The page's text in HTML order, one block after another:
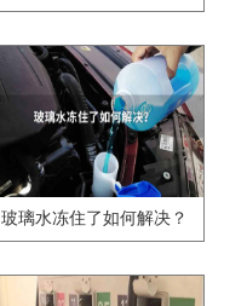
玻璃水冻住了如何解决？